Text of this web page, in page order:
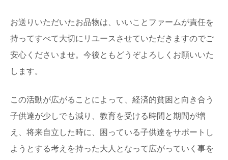
お送りいただいたお品物は、いいことファームが責任を
持ってすべて大切にリユースさせていただきますのでご
安心くださいませ。今後ともどうぞよろしくお願いいた
します。
この活動が広がることによって、経済的貧困と向き合う
子供達が少しでも減り、教育を受ける時間と期間が増
え、将来自立した時に、困っている子供達をサポートし
ようとする考えを持った大人となって広がっていく事を